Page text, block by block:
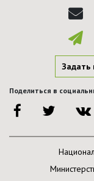
Задать
Поделиться в